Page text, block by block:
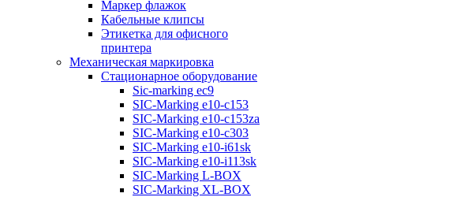
Маркер флажок
Кабельные клипсы
Этикетка для офисного
принтера
Механическая маркировка
Стационарное оборудование
Sic-marking ec9
SIC-Marking e10-c153
SIC-Marking e10-c153za
SIC-Marking e10-c303
SIC-Marking e10-i61sk
SIC-Marking e10-i113sk
SIC-Marking L-BOX
SIC-Marking XL-BOX